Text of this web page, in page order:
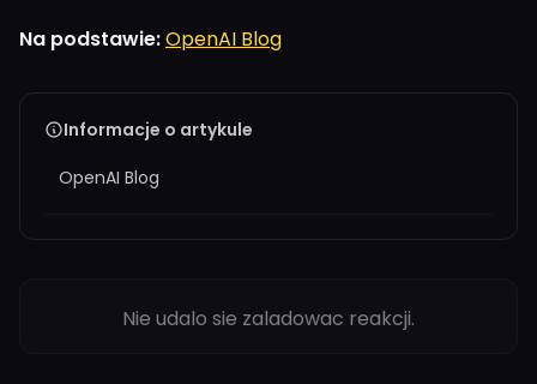
Na podstawie:OpenAI Blog
Informacje o artykule
OpenAI Blog
Nie udalo sie zaladowac reakcji.